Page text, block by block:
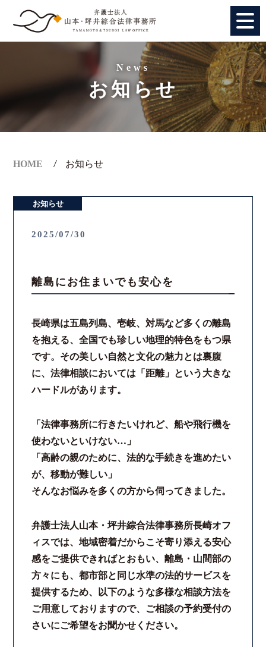
法人のお客様
ご相談の流れ
弁護士費用
解決事例
お客様の声
採用情報
スタッフインタビュー
カウンセリング
法律相談継続サポートプラン
よくあるご質問
リモート相談
News
お知らせ
HOME お知らせ
お知らせ
2025/07/30
離島にお住まいでも安心を
長崎県は五島列島、壱岐、対馬など多くの離島
を抱える、全国でも珍しい地理的特色をもつ県
です。その美しい自然と文化の魅力とは裏腹
に、法律相談においては「距離」という大きな
ハードルがあります。
「法律事務所に行きたいけれど、船や飛行機を
使わないといけない…」
「高齢の親のために、法的な手続きを進めたい
が、移動が難しい」
そんなお悩みを多くの方から伺ってきました。
弁護士法人山本・坪井綜合法律事務所長崎オフ
ィスでは、地域密着だからこそ寄り添える安心
感をご提供できればとおもい、離島・山間部の
方々にも、都市部と同じ水準の法的サービスを
提供するため、以下のような多様な相談方法を
ご用意しておりますので、ご相談の予約受付の
さいにご希望をお聞かせください。